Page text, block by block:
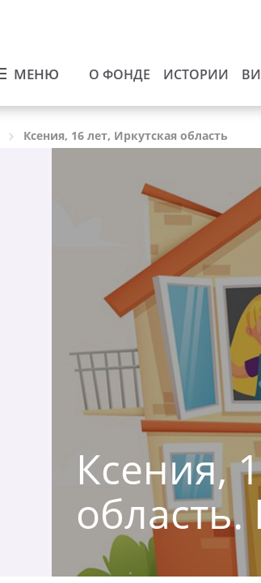
МЕНЮ О ФОНДЕ ИСТОРИИ
Ксения, 16 лет, Иркутская область
Ксения,